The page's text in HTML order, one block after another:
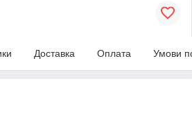
Доставка Оплата Умови